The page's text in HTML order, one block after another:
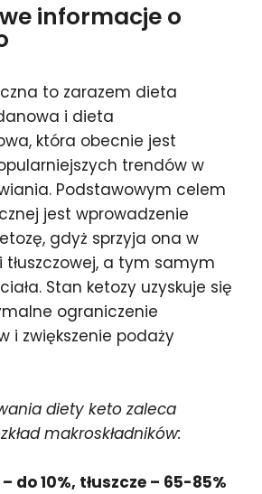
informacje o
to zarazem dieta
i dieta
która obecnie jest
trendów w
Podstawowym celem
jest wprowadzenie
gdyż sprzyja ona w
tłuszczowej, a tym samym
Stan ketozy uzyskuje się
ograniczenie
i zwiększenie podaży
diety keto zaleca
makroskładników:
do 10%, tłuszcze – 65-85%